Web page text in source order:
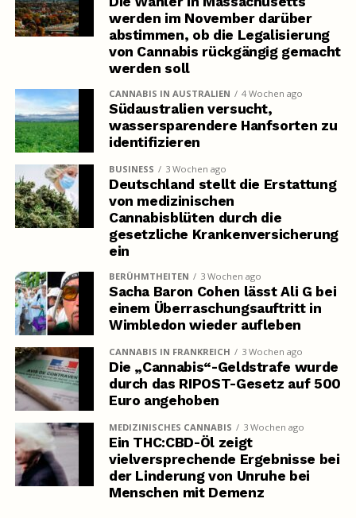
werden im November darüber
abstimmen, ob die Legalisierung
von Cannabis rückgängig gemacht
werden soll
CANNABIS IN AUSTRALIEN 4 Wochen ago
Südaustralien versucht,
wassersparendere Hanfsorten zu
identifizieren
BUSINESS 3 Wochen ago
Deutschland stellt die Erstattung
von medizinischen
Cannabisblüten durch die
gesetzliche Krankenversicherung
ein
BERÜHMTHEITEN 3 Wochen ago
Sacha Baron Cohen lässt Ali G bei
einem Überraschungsauftritt in
Wimbledon wieder aufleben
CANNABIS IN FRANKREICH 3 Wochen ago
Die „Cannabis“-Geldstrafe wurde
durch das RIPOST-Gesetz auf 500
Euro angehoben
MEDIZINISCHES CANNABIS 3 Wochen ago
Ein THC:CBD-Öl zeigt
vielversprechende Ergebnisse bei
der Linderung von Unruhe bei
Menschen mit Demenz